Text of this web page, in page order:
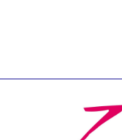
Timothy
Vaclav
Vassilios